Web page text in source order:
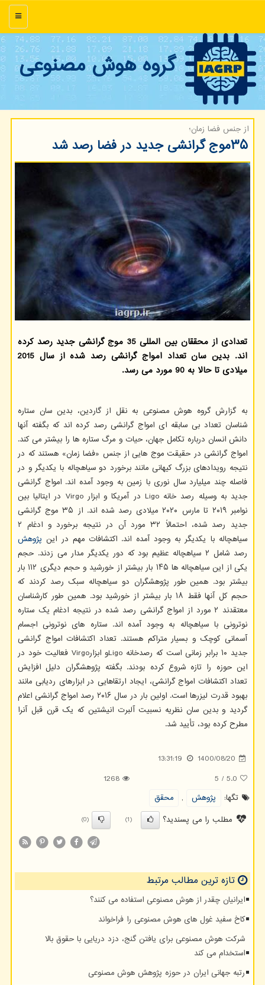
منو
گروه هوش مصنوعی
از جنس فضا زمان؛
۳۵موج گرانشی جدید در فضا رصد شد
تعدادی از محققان بین المللی 35 موج گرانشی جدید رصد کرده
اند. بدین سان تعداد امواج گرانشی رصد شده از سال 2015
میلادی تا حالا به 90 مورد می رسد.
به گزارش گروه هوش مصنوعی به نقل از گاردین، بدین سان ستاره
شناسان تعداد بی سابقه ای امواج گرانشی رصد کرده اند که بگفته آنها
دانش انسان درباره تکامل جهان، حیات و مرگ ستاره ها را بیشتر می کند.
امواج گرانشی در حقیقت موج هایی از جنس «فضا زمان» هستند که در
نتیجه رویدادهای بزرگ کیهانی مانند برخورد دو سیاهچاله با یکدیگر و در
فاصله چند میلیارد سال نوری با زمین به وجود آمده اند. امواج گرانشی
جدید به وسیله رصد خانه Ligo در آمریکا و ابزار Virgo در ایتالیا بین
نوامبر ۲۰۱۹ تا مارس ۲۰۲۰ میلادی رصد شده اند. از ۳۵ موج گرانشی
جدید رصد شده، احتمالاً ۳۲ مورد آن در نتیجه برخورد و ادغام ۲
سیاهچاله با یکدیگر به وجود آمده اند. اکتشافات مهم در این پژوهش
رصد شامل ۲ سیاهچاله عظیم بود که دور یکدیگر مدار می زدند. حجم
یکی از این سیاهچاله ها ۱۴۵ بار بیشتر از خورشید و حجم دیگری ۱۱۲ بار
بیشتر بود. همین طور پژوهشگران دو سیاهچاله سبک رصد کردند که
حجم کل آنها فقط ۱۸ بار بیشتر از خورشید بود. همین طور کارشناسان
معتقدند ۲ مورد از امواج گرانشی رصد شده در نتیجه ادغام یک ستاره
نوترونی با سیاهچاله به وجود آمده اند. ستاره های نوترونی اجسام
آسمانی کوچک و بسیار متراکم هستند. تعداد اکتشافات امواج گرانشی
جدید ۱۰ برابر زمانی است که رصدخانه Ligoو ابزارVirgo فعالیت خود در
این حوزه را تازه شروع کرده بودند. بگفته پژوهشگران دلیل افزایش
تعداد اکتشافات امواج گرانشی، ایجاد ارتقاهایی در ابزارهای ردیابی مانند
بهبود قدرت لیزرها است. اولین بار در سال ۲۰۱۶ رصد امواج گرانشی اعلام
گردید و بدین سان نظریه نسبیت آلبرت انیشتین که یک قرن قبل آنرا
مطرح کرده بود، تأیید شد.
1400/08/20
13:31:19
5.0
/
5
1268
تگها:
پژوهش ,
محقق
مطلب را می پسندید؟
(1)
(0)
تازه ترین مطالب مرتبط
ایرانیان چقدر از هوش مصنوعی استفاده می کنند؟
کاخ سفید غول های هوش مصنوعی را فراخواند
شرکت هوش مصنوعی برای یافتن گنج، دزد دریایی با حقوق بالا
استخدام می کند
رتبه جهانی ایران در حوزه پژوهش هوش مصنوعی